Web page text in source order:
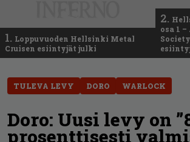
1. Loppuvuoden Hellsinki Metal
Cruisen esiintyjät julki
2.
osa 1
TULEVA LEVY DORO WARLOCK
Doro: Uusi levy on
prosenttisesti